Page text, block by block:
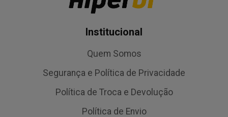
Institucional
Quem Somos
Segurança e Política de Privacidade
Política de Troca e Devolução
Política de Envio